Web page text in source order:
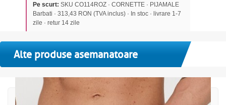
Pe scurt: SKU CO114ROZ · CORNETTE · PIJAMALE
Barbati · 313,43 RON (TVA inclus) · In stoc · livrare 1-7
zile · retur 14 zile
Alte produse asemanatoare